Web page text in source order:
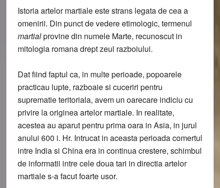
Istoria artelor martiale este strans legata de cea a
omenirii. Din punct de vedere etimologic, termenul
martialprovine din numele Marte, recunoscut in
mitologia romana drept zeul razboiului.
Dat fiind faptul ca, in multe perioade, popoarele
practicau lupte, razboaie si cuceriri pentru
suprematie teritoriala, avem un oarecare indiciu cu
privire la originea artelor martiale. In realitate,
acestea au aparut pentru prima oara in Asia, in jurul
anului 600 i. Hr. Intrucat in aceasta perioada comertul
intre India si China era in continua crestere, schimbul
de informatii intre cele doua tari in directia artelor
martiale s-a facut foarte usor.